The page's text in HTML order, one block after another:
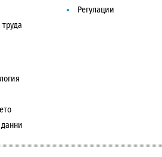
труда
Регулации